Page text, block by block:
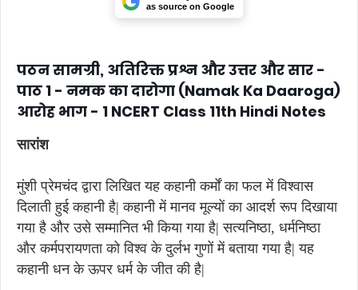
as source on Google
पठन सामग्री, अतिरिक्त प्रश्न और उत्तर और सार -
पाठ 1 - नमक का दारोगा (Namak Ka Daaroga)
आरोह भाग - 1 NCERT Class 11th Hindi Notes
सारांश
मुंशी प्रेमचंद द्वारा लिखित यह कहानी कर्मों का फल में विश्वास
दिलाती हुई कहानी है| कहानी में मानव मूल्यों का आदर्श रूप दिखाया
गया है और उसे सम्मानित भी किया गया है| सत्यनिष्ठा, धर्मनिष्ठा
और कर्मपरायणता को विश्व के दुर्लभ गुणों में बताया गया है| यह
कहानी धन के ऊपर धर्म के जीत की है|